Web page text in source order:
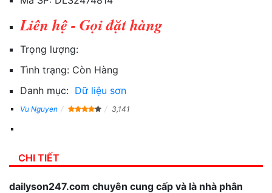
Liên hệ - Gọi đặt hàng
Trọng lượng:
Tình trạng: Còn Hàng
Danh mục: Dữ liệu sơn
Vu Nguyen 3,141
CHI TIẾT
dailyson247.com chuyên cung cấp và là nhà phân